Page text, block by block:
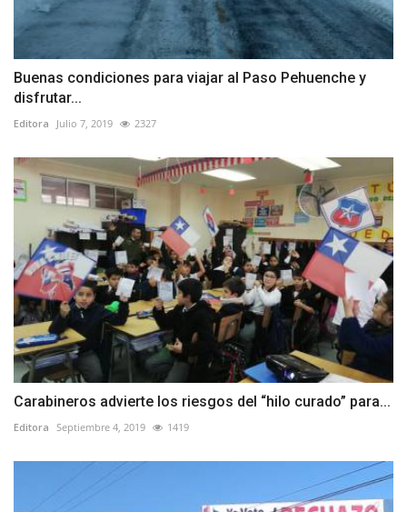
Buenas condiciones para viajar al Paso Pehuenche y
disfrutar...
Editora Julio 7, 2019 2327
Carabineros advierte los riesgos del “hilo curado” para...
Editora Septiembre 4, 2019 1419